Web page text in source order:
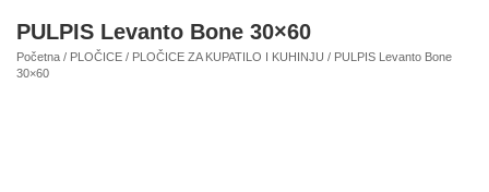
PULPIS Levanto Bone 30×60
Početna / PLOČICE / PLOČICE ZA KUPATILO I KUHINJU / PULPIS Levanto Bone
30×60